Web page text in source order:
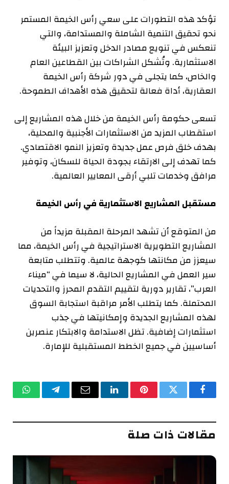
تؤكد هذه التطورات على سعي رأس الخيمة المستمر
نحو تحقيق التنمية الشاملة والمستدامة، والتي
تنعكس في تنويع مصادر الدخل وتعزيز البيئة
الاستثمارية. وتُشكل الشراكات بين القطاعين العام
والخاص، كما يتجلى في دور شركة رأس الخيمة
العقارية، أداة فعالة لتحقيق هذه الأهداف الطموحة.
تسعى حكومة رأس الخيمة من خلال هذه المشاريع إلى
استقطاب المزيد من الاستثمارات الأجنبية والمحلية،
بهدف خلق فرص عمل جديدة وتعزيز النمو الاقتصادي.
كما تهدف إلى الارتقاء بجودة الحياة للسكان، وتوفير
مرافق وخدمات تلبي أرقى المعايير العالمية.
مستقبل المشاريع الاستثمارية في رأس الخيمة
من المتوقع أن تشهد المرحلة المقبلة مزيداً من
المشاريع التطويرية الاستراتيجية في رأس الخيمة، مما
سيعزز من مكانتها كوجهة عالمية. وتتطلب متابعة
سير العمل في المشاريع الحالية، لا سيما في “ميناء
العرب”، تقارير دورية لتقييم التقدم المحرز والتحديات
المحتملة. كما يتطلب الأمر مراقبة استجابة السوق
لهذه المشاريع الجديدة وإمكانيتها في جذب
استثمارات إضافية. تظل الاستدامة والابتكار عنصرين
أساسيين في جميع الخطط المستقبلية للإمارة.
فيسبوكتويتر بينتيريستلينكدإنالبريد تيلقرام
مقالات ذات صلة